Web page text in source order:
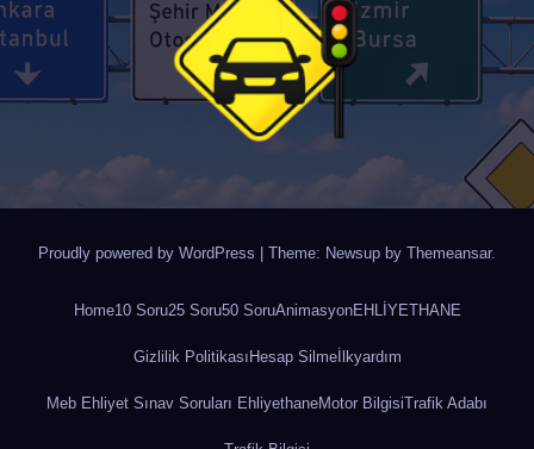
Proudly powered by WordPress Theme: Newsup by Themeansar.
Home10 Soru25 Soru50 SoruAnimasyonEHLİYETHANE
Gizlilik Politikası Hesap Silmeİlkyardım
Meb Ehliyet Sınav Soruları EhliyethaneMotor BilgisiTrafik Adabı